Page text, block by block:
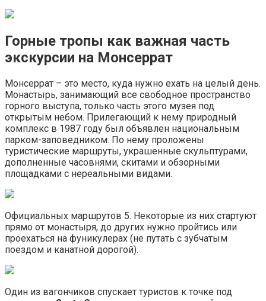
Горные тропы как важная часть
экскурсии на Монсеррат
Монсеррат – это место, куда нужно ехать на целый день.
Монастырь, занимающий все свободное пространство
горного выступа, только часть этого музея под
открытым небом. Прилегающий к нему природный
комплекс в 1987 году был объявлен национальным
парком-заповедником. По нему проложены
туристические маршруты, украшенные скульптурами,
дополненные часовнями, скитами и обзорными
площадками с нереальными видами.
Официальных маршрутов 5. Некоторые из них стартуют
прямо от монастыря, до других нужно пройтись или
проехаться на фуникулерах (не путать с зубчатым
поездом и канатной дорогой).
Один из вагончиков спускает туристов к точке под